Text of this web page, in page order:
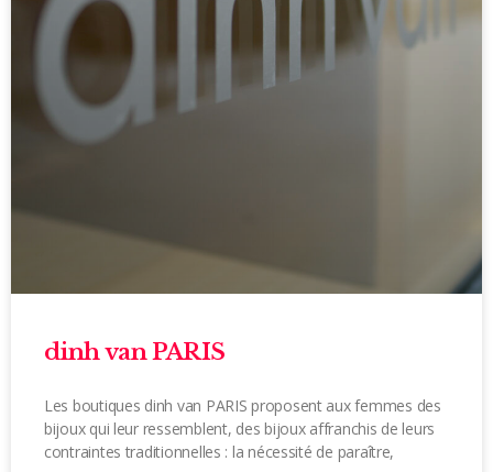
dinh van PARIS
Les boutiques dinh van PARIS proposent aux femmes des
bijoux qui leur ressemblent, des bijoux affranchis de leurs
contraintes traditionnelles : la nécessité de paraître,